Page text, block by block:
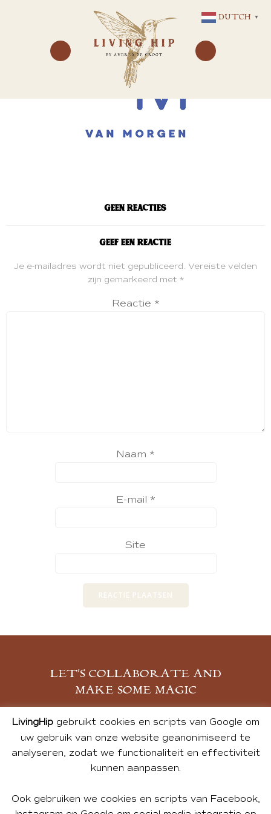
NAAR
DE
INHOUD
Geen reacties
Geef een reactie
Je e-mailadres wordt niet gepubliceerd. Vereiste velden
zijn gemarkeerd met *
Reactie *
Naam *
E-mail *
Site
LET’S COLLABORATE AND
MAKE SOME MAGIC
MELD JE AAN
LivingHipgebruikt cookies en scripts van Google om
uw gebruik van onze website geanonimiseerd te
analyseren, zodat we functionaliteit en effectiviteit
kunnen aanpassen.
Ook gebruiken we cookies en scripts van Facebook,
DUTCH ▼